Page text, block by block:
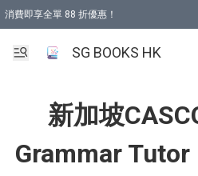
消費即享全單 88 折優惠！
SG BOOKS HK
新加坡
Grammar